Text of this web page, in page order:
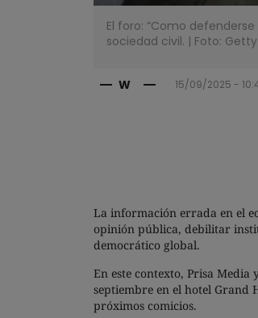
El foro: “Como
sociedad civil. | Foto:
W 15/09/2025 -
La información errada en el
opinión pública, debilitar
democrático global.
En este contexto, Prisa Media
septiembre en el hotel Grand
próximos comicios.